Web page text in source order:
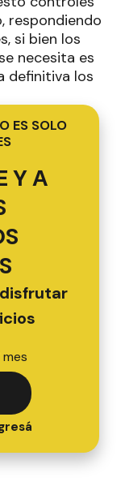
respondiendo
si bien los
necesita es
definitiva los
ES SOLO
Y A
mes